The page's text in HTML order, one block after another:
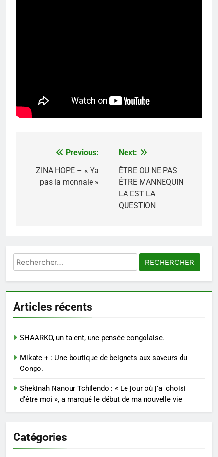
Navigation
de
l’article
Previous:
ZINA HOPE – « Ya
pas la monnaie »
Next:
ÊTRE OU NE PAS
ÊTRE MANNEQUIN
LA EST LA
QUESTION
Rechercher :
Articles récents
SHAARKO, un talent, une pensée congolaise.
Mikate + : Une boutique de beignets aux saveurs du
Congo.
Shekinah Nanour Tchilendo : « Le jour où j’ai choisi
d’être moi », a marqué le début de ma nouvelle vie
Catégories